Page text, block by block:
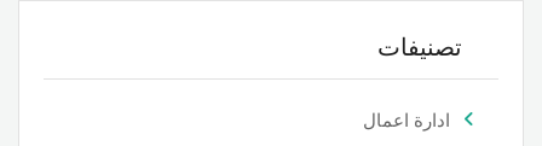
تصنيفات
ادارة اعمال